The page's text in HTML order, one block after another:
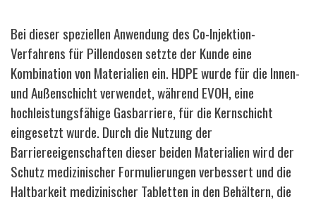
Bei dieser speziellen Anwendung des Co-Injektion-
Verfahrens für Pillendosen setzte der Kunde eine
Kombination von Materialien ein. HDPE wurde für die Innen-
und Außenschicht verwendet, während EVOH, eine
hochleistungsfähige Gasbarriere, für die Kernschicht
eingesetzt wurde. Durch die Nutzung der
Barriereeigenschaften dieser beiden Materialien wird der
Schutz medizinischer Formulierungen verbessert und die
Haltbarkeit medizinischer Tabletten in den Behältern, die